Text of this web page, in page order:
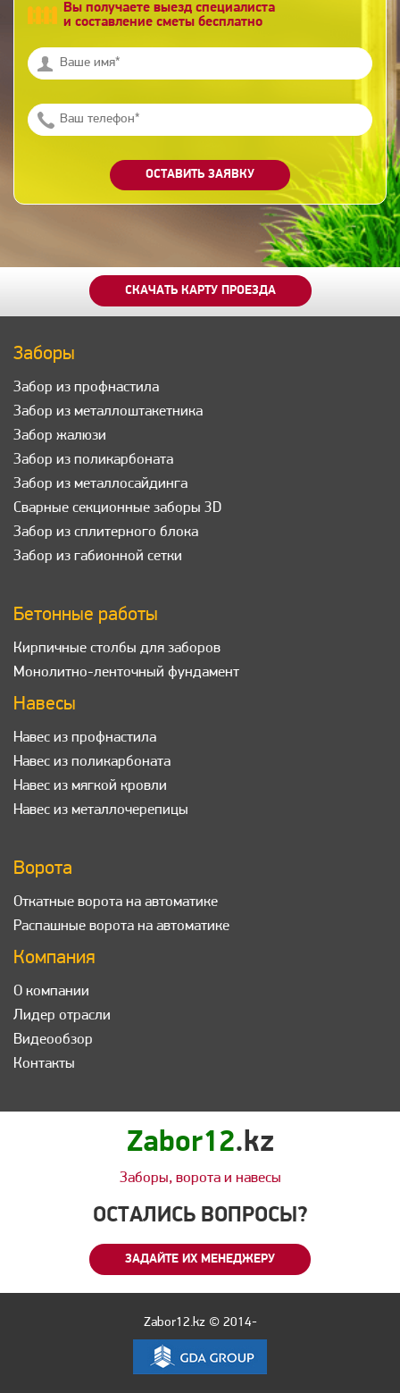
Вы получаете выезд специалиста
и составление сметы бесплатно
ОСТАВИТЬ ЗАЯВКУ
СКАЧАТЬ КАРТУ ПРОЕЗДА
Заборы
Забор из профнастила
Забор из металлоштакетника
Забор жалюзи
Забор из поликарбоната
Забор из металлосайдинга
Сварные секционные заборы 3D
Забор из сплитерного блока
Забор из габионной сетки
Бетонные работы
Кирпичные столбы для заборов
Монолитно-ленточный фундамент
Навесы
Навес из профнастила
Навес из поликарбоната
Навес из мягкой кровли
Навес из металлочерепицы
Ворота
Откатные ворота на автоматике
Распашные ворота на автоматике
Компания
О компании
Лидер отрасли
Видеообзор
Контакты
Zabor12.kz
Заборы, ворота и навесы
ОСТАЛИСЬ ВОПРОСЫ?
ЗАДАЙТЕ ИХ МЕНЕДЖЕРУ
Zabor12.kz © 2014-